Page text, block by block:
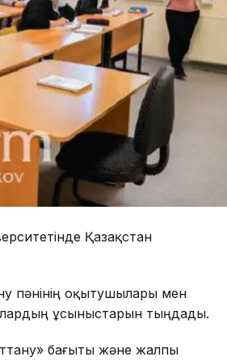
Қазақстан
пәнінің оқытушылары мен
ұсыныстарын тыңдады.
бағыты және жалпы